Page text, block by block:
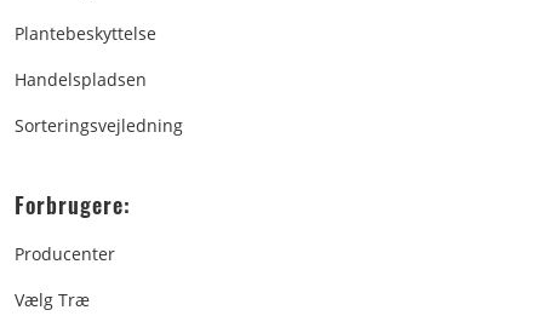
Plantebeskyttelse
Handelspladsen
Sorteringsvejledning
Forbrugere:
Producenter
Vælg Træ